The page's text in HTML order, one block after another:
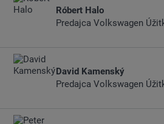
Jazykové znalosti:
Angličtina
Financovanie
Financovanie
STIAHNUŤ
Predaj
+421 905
STIAHNUŤ
Predaj
Róbert Halo
Predajca Volkswagen
+421 2 49
+421 907
David Kamenský
Predajca Volkswagen